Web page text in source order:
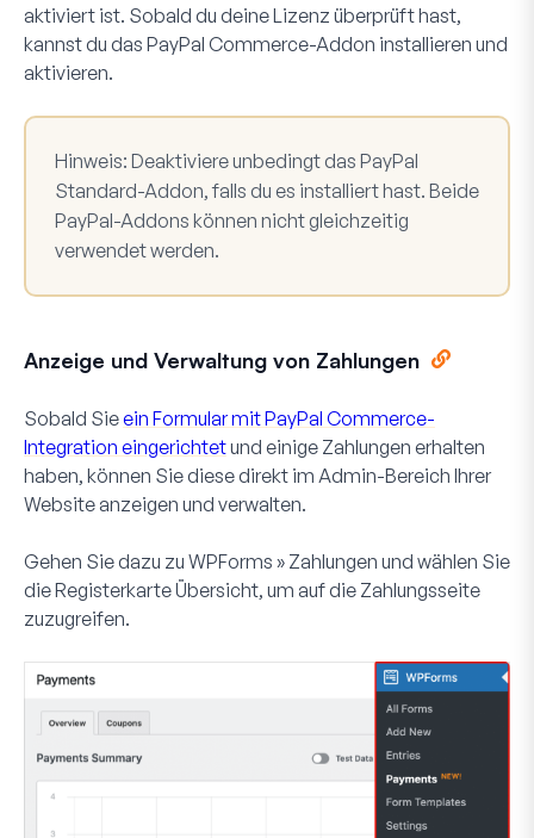
aktiviert ist. Sobald du deine Lizenz überprüft hast,
kannst du das PayPal Commerce-Addon installieren und
aktivieren.
Hinweis: Deaktiviere unbedingt das PayPal
Standard-Addon, falls du es installiert hast. Beide
PayPal-Addons können nicht gleichzeitig
verwendet werden.
Anzeige und Verwaltung von Zahlungen
Sobald Sieein Formular mit PayPal Commerce-
Integration eingerichtetund einige Zahlungen erhalten
haben, können Sie diese direkt im Admin-Bereich Ihrer
Website anzeigen und verwalten.
Gehen Sie dazu zu WPForms » Zahlungen und wählen Sie
die RegisterkarteÜbersicht, um auf die Zahlungsseite
zuzugreifen.